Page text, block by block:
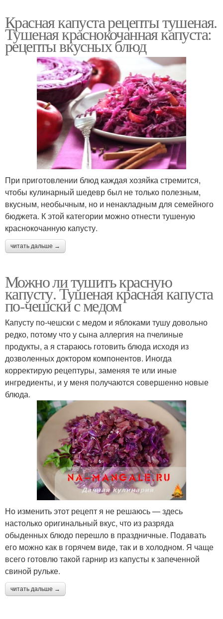
Красная капуста рецепты тушеная.
Тушеная краснокочанная капуста:
рецепты вкусных блюд
При приготовлении блюд каждая хозяйка стремится,
чтобы кулинарный шедевр был не только полезным,
вкусным, необычным, но и ненакладным для семейного
бюджета. К этой категории можно отнести тушеную
краснокочанную капусту.
читать дальше →
Можно ли тушить красную
капусту. Тушеная красная капуста
по-чешски с медом
Капусту по-чешски с медом и яблоками тушу довольно
редко, потому что у сына аллергия на пчелиные
продукты, а я стараюсь готовить блюда исходя из
дозволенных доктором компонентов. Иногда
корректирую рецептуры, заменяя те или иные
ингредиенты, и у меня получаются совершенно новые
блюда.
Но изменить этот рецепт я не решаюсь — здесь
настолько оригинальный вкус, что из разряда
обыденных блюдо перешло в праздничные. Подавать
его можно как в горячем виде, так и в холодном. Я чаще
всего готовлю такой гарнир из капусты к запеченной
свиной рульке.
читать дальше →